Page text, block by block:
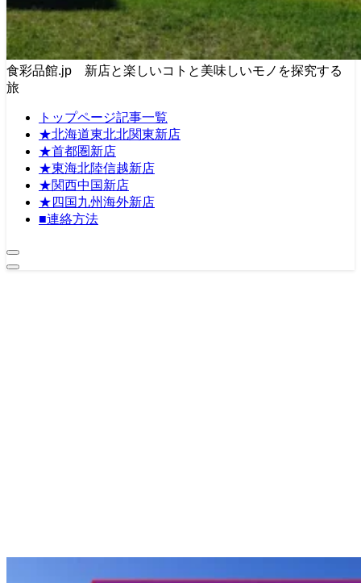
食彩品館.jp 新店と楽しいコトと美味しいモノを探究する
旅
トップページ記事一覧
★北海道東北北関東新店
★首都圏新店
★東海北陸信越新店
★関西中国新店
★四国九州海外新店
■連絡方法